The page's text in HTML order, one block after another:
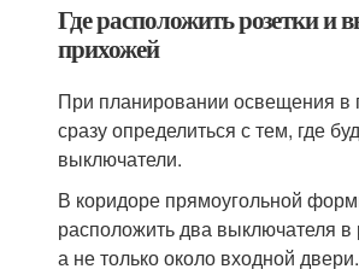
Где расположить розетки и
прихожей
При планировании освещения в
сразу определиться с тем, где
выключатели.
В коридоре прямоугольной
расположить два выключателя в
а не только около входной